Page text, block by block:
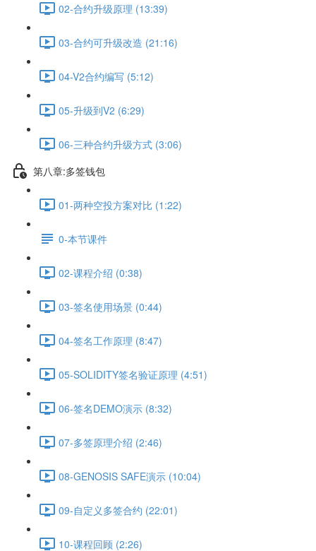
02-合约升级原理 (13:39)
03-合约可升级改造 (21:16)
04-V2合约编写 (5:12)
05-升级到V2 (6:29)
06-三种合约升级方式 (3:06)
第八章:多签钱包
01-两种空投方案对比 (1:22)
0-本节课件
02-课程介绍 (0:38)
03-签名使用场景 (0:44)
04-签名工作原理 (8:47)
05-SOLIDITY签名验证原理 (4:51)
06-签名DEMO演示 (8:32)
07-多签原理介绍 (2:46)
08-GENOSIS SAFE演示 (10:04)
09-自定义多签合约 (22:01)
10-课程回顾 (2:26)